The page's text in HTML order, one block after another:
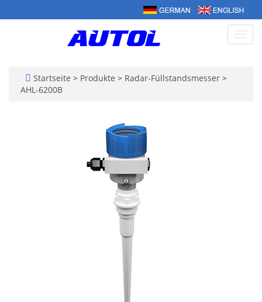
Startseite > Produkte > Radar-Füllstandsmesser >
AHL-6200B